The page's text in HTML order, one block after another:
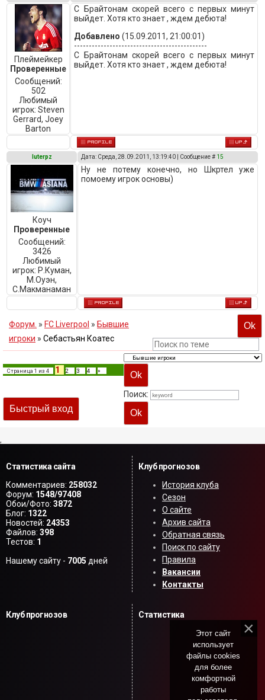
Плеймейкер
Проверенные
Сообщений:
502
Любимый
игрок: Steven
Gerrard, Joey
Barton
С Брайтонам скорей всего с первых минут
выйдет. Хотя кто знает , ждем дебюта!
Добавлено (15.09.2011, 21:00:01)
---------------------------------------------
С Брайтонам скорей всего с первых минут
выйдет. Хотя кто знает , ждем дебюта!
luterpz Дата: Среда, 28.09.2011, 13:19:40 | Сообщение # 15
Коуч
Проверенные
Сообщений:
3426
Любимый
игрок: Р.Куман,
М.Оуэн,
C.Макманаман
Ну не потему конечно, но Шкртел уже
помоему игрок основы)
Форум. » FC Liverpool » Бывшие
игроки » Себастьян Коатес
Страница 1 из 4 1 2 3 4 »
Поиск:
,
Статистика сайта
Комментариев: 258032
Форум: 1548/97408
Обои/Фото: 3872
Блог: 1322
Новостей: 24353
Файлов: 398
Тестов: 1
Нашему сайту - 7005 дней
Клуб прогнозов
История клуба
Сезон
О сайте
Архив сайта
Обратная связь
Поиск по сайту
Правила
Вакансии
Контакты
Клуб прогнозов Статистика
Этот сайт
использует
файлы cookies
для более
комфортной
работы